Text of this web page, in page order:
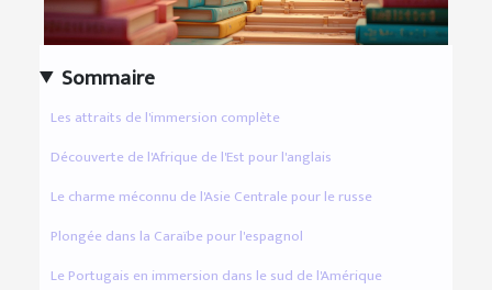
Sommaire
Les attraits de l'immersion complète
Découverte de l'Afrique de l'Est pour l'anglais
Le charme méconnu de l'Asie Centrale pour le russe
Plongée dans la Caraïbe pour l'espagnol
Le Portugais en immersion dans le sud de l'Amérique